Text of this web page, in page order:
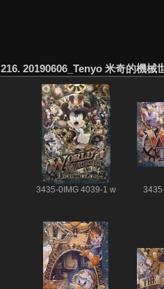
216. 20190606_Tenyo 米奇的機械
3435-0IMG 4039-1 w